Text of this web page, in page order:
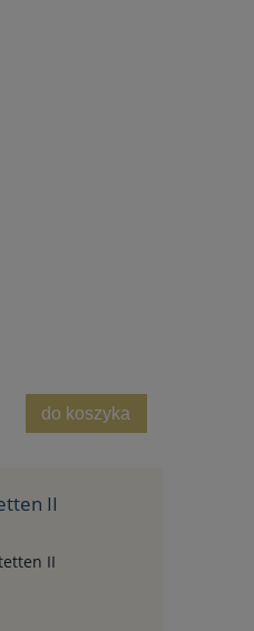
do koszyka
II
II